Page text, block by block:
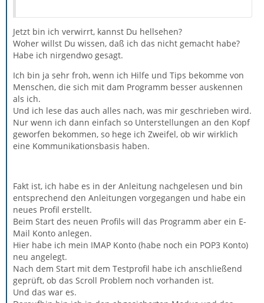
Jetzt bin ich verwirrt, kannst Du hellsehen?
Woher willst Du wissen, daß ich das nicht gemacht habe?
Habe ich nirgendwo gesagt.
Ich bin ja sehr froh, wenn ich Hilfe und Tips bekomme von
Menschen, die sich mit dam Programm besser auskennen
als ich.
Und ich lese das auch alles nach, was mir geschrieben wird.
Nur wenn ich dann einfach so Unterstellungen an den Kopf
geworfen bekommen, so hege ich Zweifel, ob wir wirklich
eine Kommunikationsbasis haben.
Fakt ist, ich habe es in der Anleitung nachgelesen und bin
entsprechend den Anleitungen vorgegangen und habe ein
neues Profil erstellt.
Beim Start des neuen Profils will das Programm aber ein E-
Mail Konto anlegen.
Hier habe ich mein IMAP Konto (habe noch ein POP3 Konto)
neu angelegt.
Nach dem Start mit dem Testprofil habe ich anschließend
geprüft, ob das Scroll Problem noch vorhanden ist.
Und das war es.